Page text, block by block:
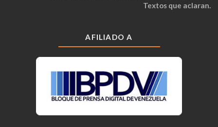
Textos que aclaran.
AFILIADO A